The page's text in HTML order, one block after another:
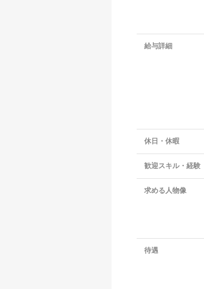
給与詳細
休日・休暇
歓迎スキル・経験
求める人物像
待遇